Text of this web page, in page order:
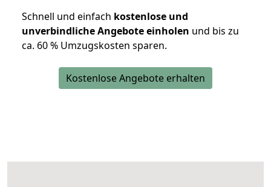
Schnell und einfach kostenlose und
unverbindliche Angebote einholen und bis zu
ca. 60 % Umzugskosten sparen.
Kostenlose Angebote erhalten